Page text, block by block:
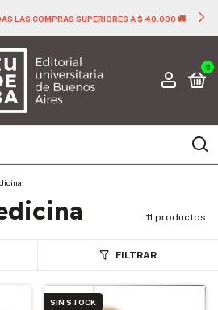
LAS COMPRAS SUPERIORES A $ 40.000 🚚
0
11 productos
FILTRAR
SIN STOCK